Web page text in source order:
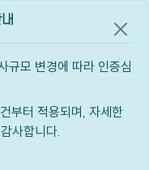
규모 변경에 따라 인증심
부터 적용되며, 자세한
사합니다.
공지